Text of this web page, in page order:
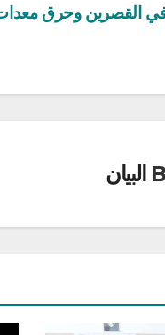
في القصرين وحرق
البيان